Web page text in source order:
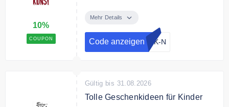
10%
COUPON
Rabatt auf das gesamte Sortiment.
Mehr Details
Code anzeigen WK-N
Gültig bis 31.08.2026
Tolle Geschenkideen für Kinder